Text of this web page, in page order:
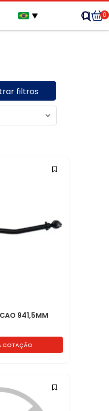
▼ 0
filtros
941,5MM
COTAÇÃO